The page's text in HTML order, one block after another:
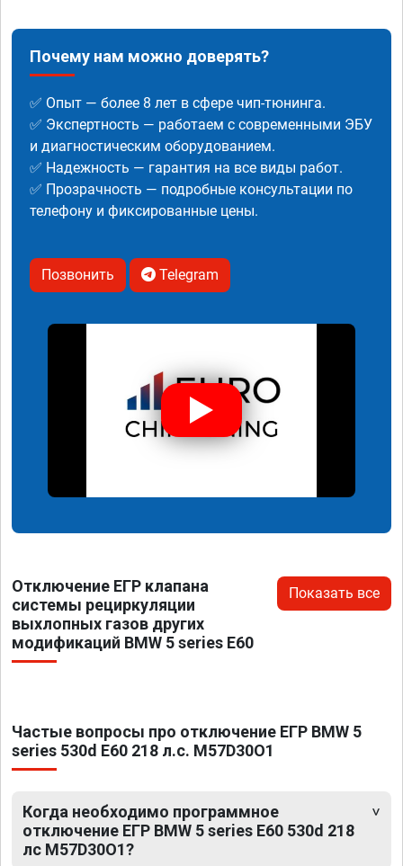
Почему нам можно доверять?
✅ Опыт — более 8 лет в сфере чип-тюнинга.
✅ Экспертность — работаем с современными ЭБУ
и диагностическим оборудованием.
✅ Надежность — гарантия на все виды работ.
✅ Прозрачность — подробные консультации по
телефону и фиксированные цены.
Позвонить Telegram
Отключение ЕГР клапана
системы рециркуляции
выхлопных газов других
модификаций BMW 5 series E60
Показать все
Частые вопросы про отключение ЕГР BMW 5
series 530d E60 218 л.с. M57D30O1
Когда необходимо программное
отключение ЕГР BMW 5 series E60 530d 218
лс M57D30O1?